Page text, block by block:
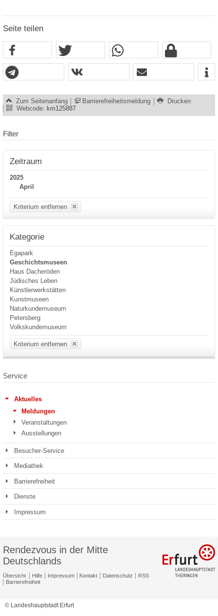
Seite teilen
Zum Seitenanfang Barrierefreiheitsmeldung
Drucken
Webcode: km125887
Filter
Zeitraum
2025
April
Kriterium entfernen
Kategorie
Egapark
Geschichtsmuseen
Haus Dacheröden
Jüdisches Leben
Künstlerwerkstätten
Kunstmuseen
Naturkundemuseum
Petersberg
Volkskundemuseum
Kriterium entfernen
Service
Aktuelles
Meldungen
Veranstaltungen
Ausstellungen
Besucher-Service
Mediathek
Barrierefreiheit
Dienste
Impressum
Rendezvous in der Mitte
Deutschlands
Übersicht Hilfe Impressum Kontakt Datenschutz
RSS
Barrierefreiheit
© Landeshauptstadt Erfurt